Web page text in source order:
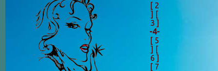
[ 2
] [
3 ]
-4-
[ 5
] [
6 ]
[ 7